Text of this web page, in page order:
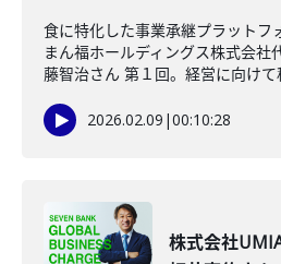
食に特化した事業承継プラットフ
まん福ホールディングス株式会社
藤智治さん 第１回。経営に向けて
2026.02.09 |00:10:28
株式会社